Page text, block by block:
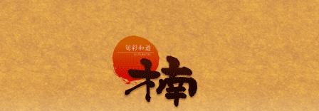
兵庫・西明石の創作和食料理
「旬彩和遊 楠～くすのき～」
兵庫・西明石の創作和食料理 旬彩和
遊 楠。